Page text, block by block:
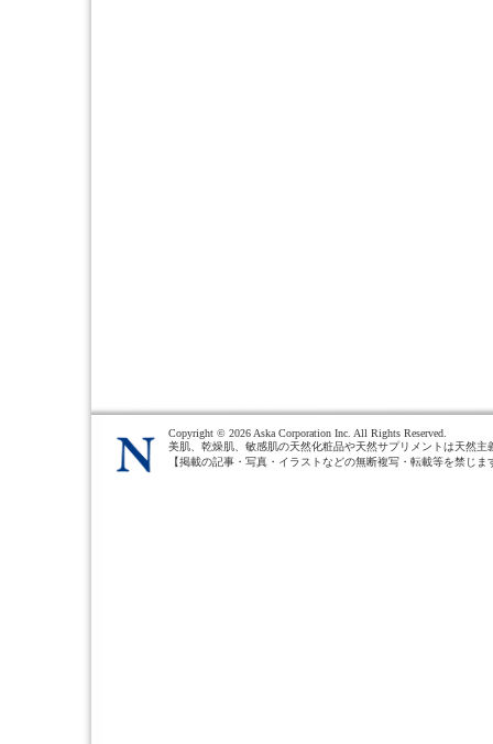
Copyright © 2026 Aska Corporation Inc. All Rights Reserved.
美肌、乾燥肌、敏感肌の天然化粧品や天然サプリメントは天然主
【掲載の記事・写真・イラストなどの無断複写・転載等を禁じま